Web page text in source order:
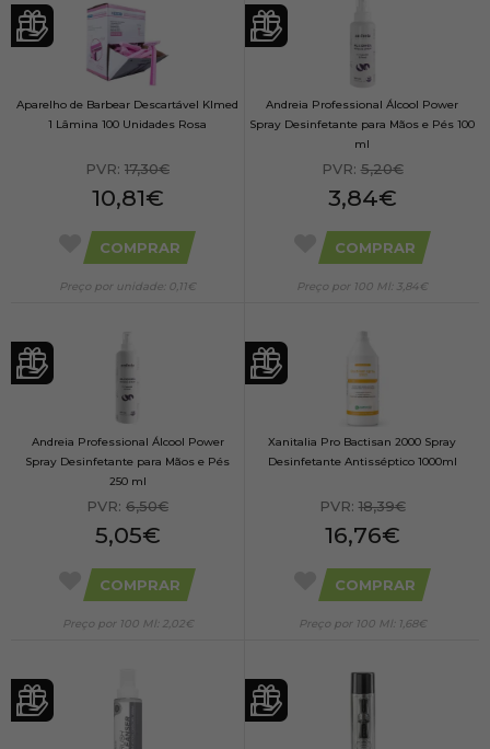
Aparelho de Barbear Descartável Klmed
1 Lâmina 100 Unidades Rosa
PVR: 17,30€
10,81€
COMPRAR
Preço por unidade: 0,11€
Andreia Professional Álcool Power
Spray Desinfetante para Mãos e Pés 100
ml
PVR:5,20€
3,84€
COMPRAR
Preço por 100 Ml: 3,84€
Andreia Professional Álcool Power
Spray Desinfetante para Mãos e Pés
250 ml
PVR: 6,50€
5,05€
COMPRAR
Preço por 100 Ml: 2,02€
Xanitalia Pro Bactisan 2000 Spray
Desinfetante Antisséptico 1000ml
PVR:18,39€
16,76€
COMPRAR
Preço por 100 Ml: 1,68€